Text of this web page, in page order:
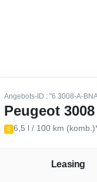
Angebots-ID : "6 3008-A-
Peugeot 3008
E 6,5 l / 100 km
Leasing